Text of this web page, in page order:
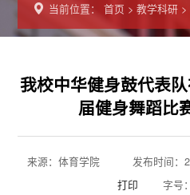
当前位置：首页 >教学科研
我校中华健身鼓代表
届健身舞蹈比
来源：体育学院 发布时间：
打印
字号：